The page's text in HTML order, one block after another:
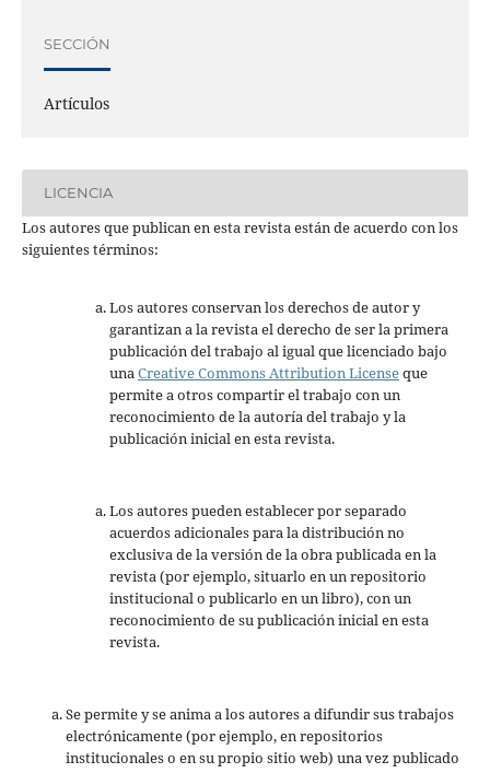
SECCIÓN
Artículos
LICENCIA
Los autores que publican en esta revista están de acuerdo con los
siguientes términos:
Los autores conservan los derechos de autor y
garantizan a la revista el derecho de ser la primera
publicación del trabajo al igual que licenciado bajo
unaCreative Commons Attribution Licenseque
permite a otros compartir el trabajo con un
reconocimiento de la autoría del trabajo y la
publicación inicial en esta revista.
Los autores pueden establecer por separado
acuerdos adicionales para la distribución no
exclusiva de la versión de la obra publicada en la
revista (por ejemplo, situarlo en un repositorio
institucional o publicarlo en un libro), con un
reconocimiento de su publicación inicial en esta
revista.
Se permite y se anima a los autores a difundir sus trabajos
electrónicamente (por ejemplo, en repositorios
institucionales o en su propio sitio web) una vez publicado